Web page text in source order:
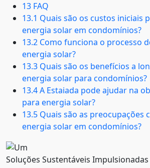
13 FAQ
13.1 Quais são os custos iniciais
energia solar em condomínios?
13.2 Como funciona o processo
energia solar?
13.3 Quais são os benefícios a
energia solar para condomínios?
13.4 A Estaiada pode ajudar na
para energia solar?
13.5 Quais são as preocupações
energia solar em condomínios?
Soluções Sustentáveis